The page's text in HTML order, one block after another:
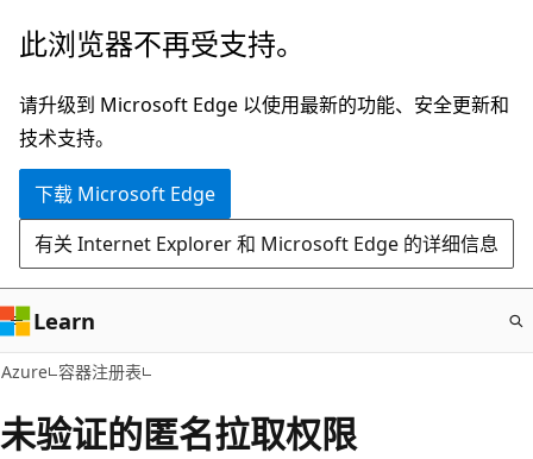
跳
主
要
内
此浏览器不再受支持。
请升级到 Microsoft Edge 以使用最新的功能、安全更新和
技术支持。
下载 Microsoft Edge
有关 Internet Explorer 和 Microsoft Edge 的详细信息
Learn
Azure 容器注册表
未验证的匿名拉取权限